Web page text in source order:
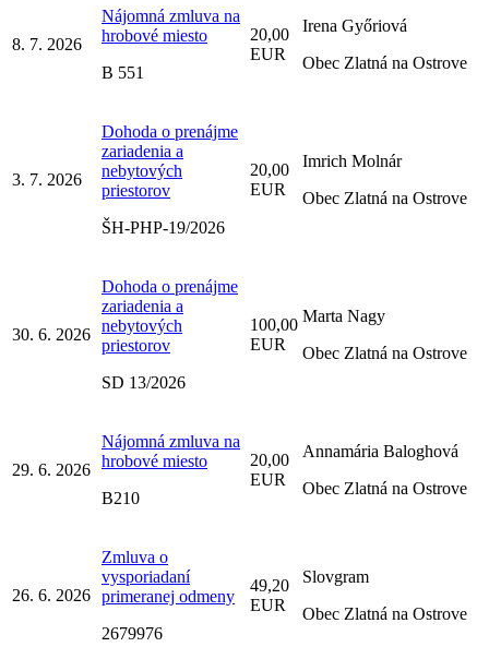
8. 7. 2026
Nájomná zmluva na
hrobové miesto
B 551
20,00
EUR
Irena Győriová
Obec Zlatná na Ostrove
3. 7. 2026
Dohoda o prenájme
zariadenia a
nebytových
priestorov
ŠH-PHP-19/2026
20,00
EUR
Imrich Molnár
Obec Zlatná na Ostrove
30. 6. 2026
Dohoda o prenájme
zariadenia a
nebytových
priestorov
SD 13/2026
100,00
EUR
Marta Nagy
Obec Zlatná na Ostrove
29. 6. 2026
Nájomná zmluva na
hrobové miesto
B210
20,00
EUR
Annamária Baloghová
Obec Zlatná na Ostrove
26. 6. 2026
Zmluva o
vysporiadaní
primeranej odmeny
2679976
49,20
EUR
Slovgram
Obec Zlatná na Ostrove